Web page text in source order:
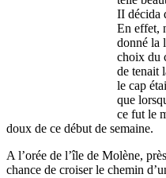
II décida
En effet,
donné la
choix du
de tenait
le cap
que
ce fut le
doux de ce début de semaine.
A l’orée de l’île de Molène,
chance de croiser le chemin